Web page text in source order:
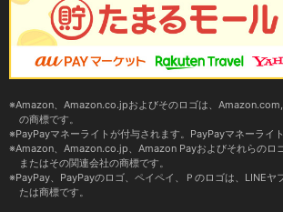
Amazon、Amazon.co.jpおよびそのロゴは、
の商標です。
PayPayマネーライトが付与されます。PayPayマネーライ
Amazon、Amazon.co.jp、Amazon Payおよびそれらのロ
またはその関連会社の商標です。
PayPay、PayPayのロゴ、ペイペイ、Ｐのロゴは、LINEヤ
たは商標です。